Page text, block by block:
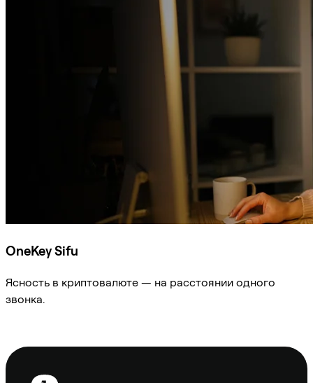
OneKey Sifu
Ясность в криптовалюте — на расстоянии одного
звонка.
Нижний